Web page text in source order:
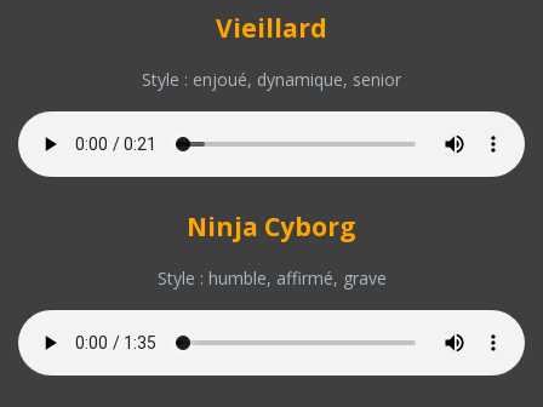
Vieillard
Style : enjoué, dynamique, senior
Ninja Cyborg
Style : humble, affirmé, grave